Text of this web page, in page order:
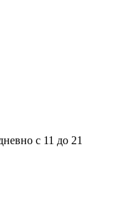
с 11 до 21